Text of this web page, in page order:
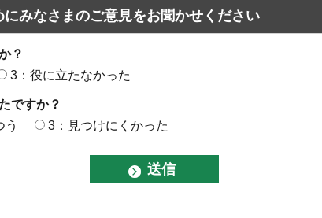
みなさまのご意見をお聞かせください
？
3：役に立たなかった
ですか？
う 3：見つけにくかった